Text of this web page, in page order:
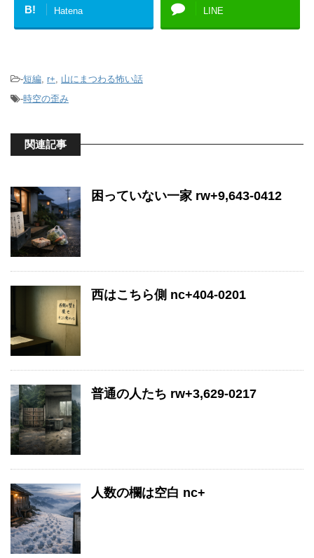
B! Hatena LINE
-短編, r+, 山にまつわる怖い話
-時空の歪み
関連記事
困っていない一家 rw+9,643-0412
西はこちら側 nc+404-0201
普通の人たち rw+3,629-0217
人数の欄は空白 nc+